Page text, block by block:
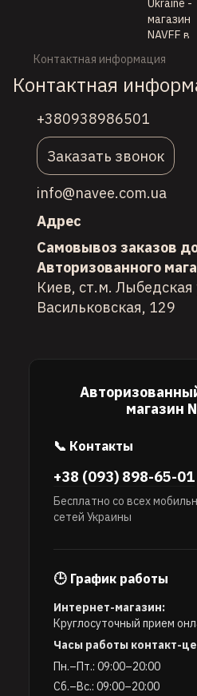
Контактная информация
Контактная
+380938986501
Заказать звонок
info@navee.com.ua
Адрес
Самовывоз заказов
Авторизованного
Киев, ст.м. Лыбедская
Васильковская, 129
магазин
📞 Контакты
+38 (093) 898-65-01
Бесплатно со всех
сетей Украины
🕒 График работы
Интернет-магазин:
Круглосуточный прием
Часы работы контакт-
Пн.–Пт.: 09:00–20:00
Сб.–Вс.: 09:00–20:00